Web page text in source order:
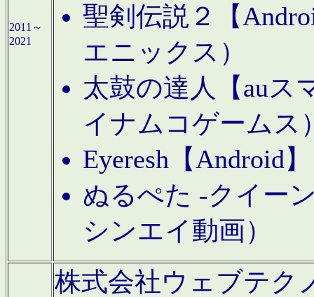
2011～
2021
聖剣伝説２【
エニックス）
太鼓の達人【auス
イナムコゲームス
Eyeresh【Android
ぬるぺた -クイー
シンエイ動画）
株式会社ウェブテク